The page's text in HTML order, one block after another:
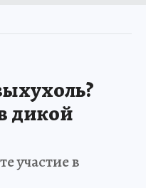
дикой
участие в